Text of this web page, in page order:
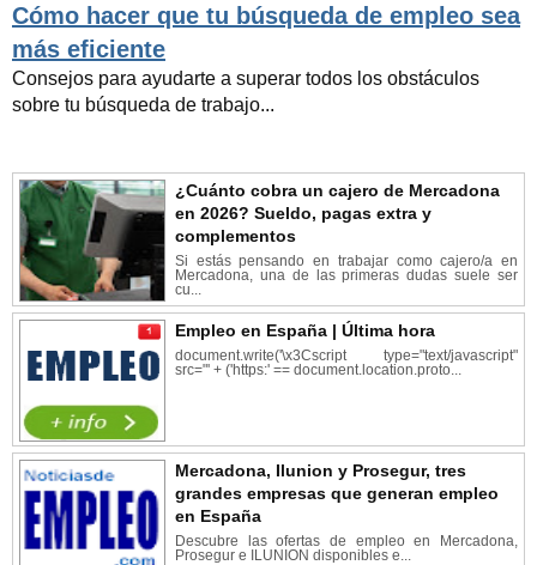
Cómo hacer que tu búsqueda de empleo sea
más eficiente
Consejos para ayudarte a superar todos los obstáculos
sobre tu búsqueda de trabajo...
¿Cuánto cobra un cajero de Mercadona
en 2026? Sueldo, pagas extra y
complementos
Si estás pensando en trabajar como cajero/a en
Mercadona, una de las primeras dudas suele ser
cu...
Empleo en España | Última hora
document.write('\x3Cscript type="text/javascript"
src="' + ('https:' == document.location.proto...
Mercadona, Ilunion y Prosegur, tres
grandes empresas que generan empleo
en España
Descubre las ofertas de empleo en Mercadona,
Prosegur e ILUNION disponibles e...